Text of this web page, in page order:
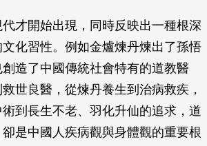
才開始出現，同時反映出一種根深
化習性。例如金爐煉丹煉出了孫悟
造了中國傳統社會特有的道教醫
世良醫，從煉丹養生到治病救疾，
到長生不老、羽化升仙的追求，道
是中國人疾病觀與身體觀的重要根